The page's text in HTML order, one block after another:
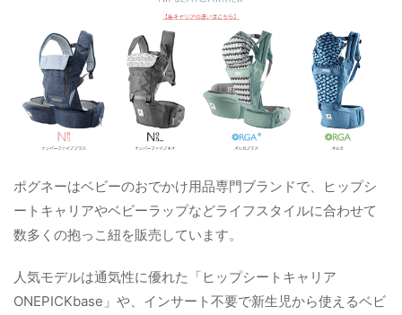
ポグネーはベビーのおでかけ用品専門ブランドで、ヒップシ
ートキャリアやベビーラップなどライフスタイルに合わせて
数多くの抱っこ紐を販売しています。
人気モデルは通気性に優れた「ヒップシートキャリア
ONEPICKbase」や、インサート不要で新生児から使えるベビ